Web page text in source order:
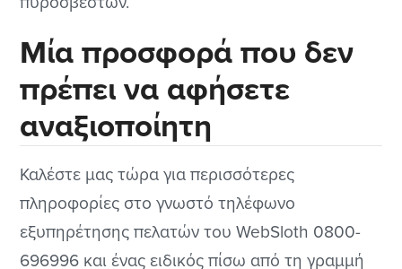
Μία προσφορά που δεν
πρέπει να αφήσετε
αναξιοποίητη
Καλέστε μας τώρα για περισσότερες
πληροφορίες στο γνωστό τηλέφωνο
εξυπηρέτησης πελατών του WebSloth 0800-
696996 και ένας ειδικός πίσω από τη γραμμή